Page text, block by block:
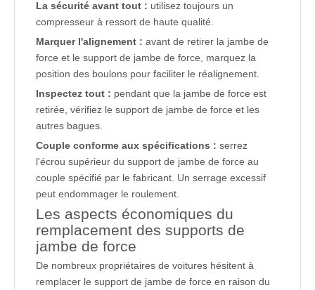
La sécurité avant tout : utilisez toujours un
compresseur à ressort de haute qualité.
Marquer l'alignement : avant de retirer la jambe de
force et le support de jambe de force, marquez la
position des boulons pour faciliter le réalignement.
Inspectez tout : pendant que la jambe de force est
retirée, vérifiez le support de jambe de force et les
autres bagues.
Couple conforme aux spécifications : serrez
l'écrou supérieur du support de jambe de force au
couple spécifié par le fabricant. Un serrage excessif
peut endommager le roulement.
Les aspects économiques du
remplacement des supports de
jambe de force
De nombreux propriétaires de voitures hésitent à
remplacer le support de jambe de force en raison du